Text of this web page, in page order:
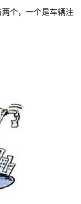
个，一个是车辆注